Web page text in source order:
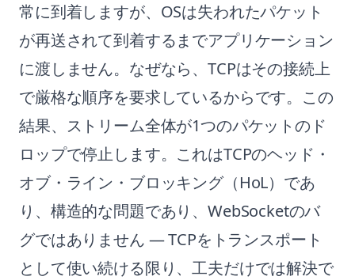
常に到着しますが、OSは失われたパケット
が再送されて到着するまでアプリケーション
に渡しません。なぜなら、TCPはその接続上
で厳格な順序を要求しているからです。この
結果、ストリーム全体が1つのパケットのド
ロップで停止します。これはTCPのヘッド・
オブ・ライン・ブロッキング（HoL）であ
り、構造的な問題であり、WebSocketのバ
グではありません — TCPをトランスポート
として使い続ける限り、工夫だけでは解決で